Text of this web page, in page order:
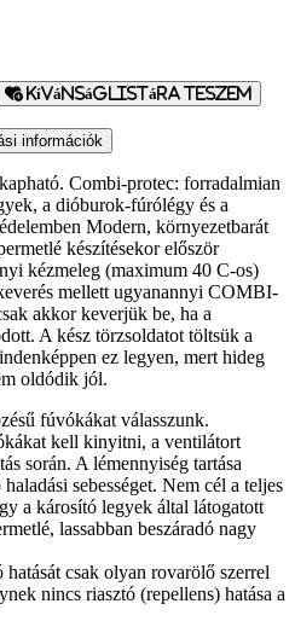
Kívánságlistára teszem
információk
Combi-protec: forradalmian
a dióburok-fúrólégy és a
Modern, környezetbarát
készítésekor először
kézmeleg (maximum 40 C-os)
mellett ugyanannyi COMBI-
akkor keverjük be, ha a
A kész törzsoldatot töltsük a
ez legyen, mert hideg
oldódik jól.
fúvókákat válasszunk.
kell kinyitni, a ventilátort
során. A lémennyiség tartása
sebességet. Nem cél a teljes
a károsító legyek által látogatott
lassabban beszáradó nagy
csak olyan rovarölő szerrel
nincs riasztó (repellens) hatása a